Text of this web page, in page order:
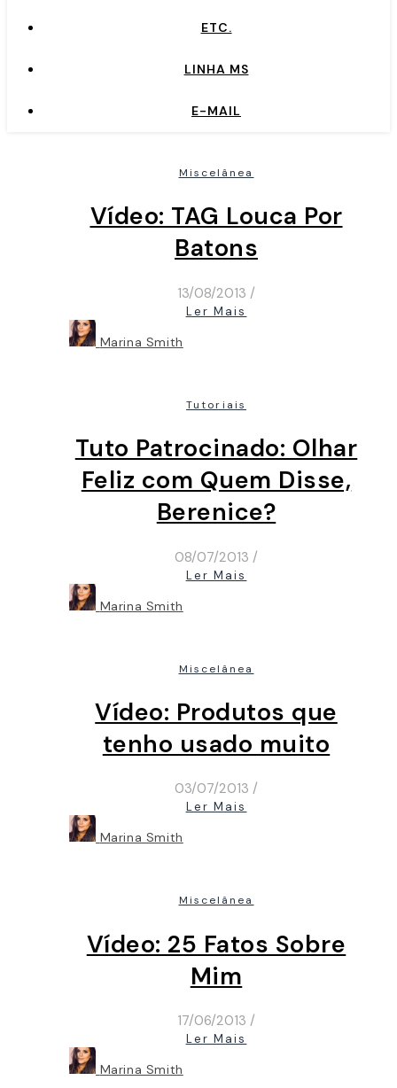
ETC.
LINHA MS
E-MAIL
Miscelânea
Vídeo: TAG Louca Por
Batons
13/08/2013 /
Ler Mais
Marina Smith
Tutoriais
Tuto Patrocinado: Olhar
Feliz com Quem Disse,
Berenice?
08/07/2013 /
Ler Mais
Marina Smith
Miscelânea
Vídeo: Produtos que
tenho usado muito
03/07/2013 /
Ler Mais
Marina Smith
Miscelânea
Vídeo: 25 Fatos Sobre
Mim
17/06/2013 /
Ler Mais
Marina Smith